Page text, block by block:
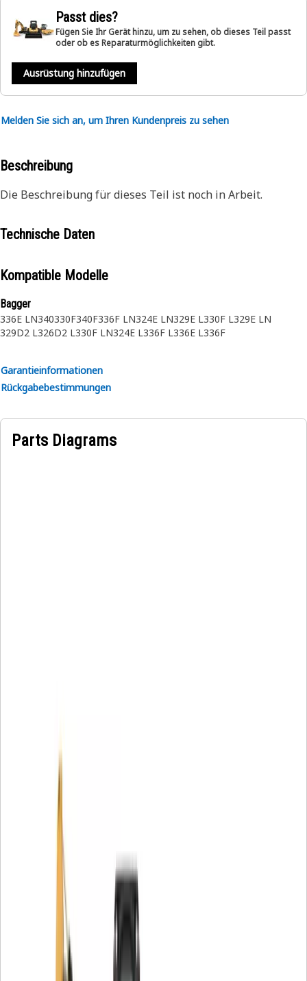
Passt dies?
Fügen Sie Ihr Gerät hinzu, um zu sehen, ob dieses Teil passt
oder ob es Reparaturmöglichkeiten gibt.
Ausrüstung hinzufügen
Melden Sie sich an, um Ihren Kundenpreis zu sehen
Beschreibung
Die Beschreibung für dieses Teil ist noch in Arbeit.
Technische Daten
Kompatible Modelle
Bagger
336E LN340330F340F336F LN324E LN329E L330F L329E LN
329D2 L326D2 L330F LN324E L336F L336E L336F
Garantieinformationen
Rückgabebestimmungen
Parts Diagrams